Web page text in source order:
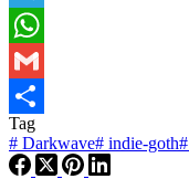
Telegram
WhatsApp
Gmail
Condividi
Tag
# Darkwave# indie-goth#